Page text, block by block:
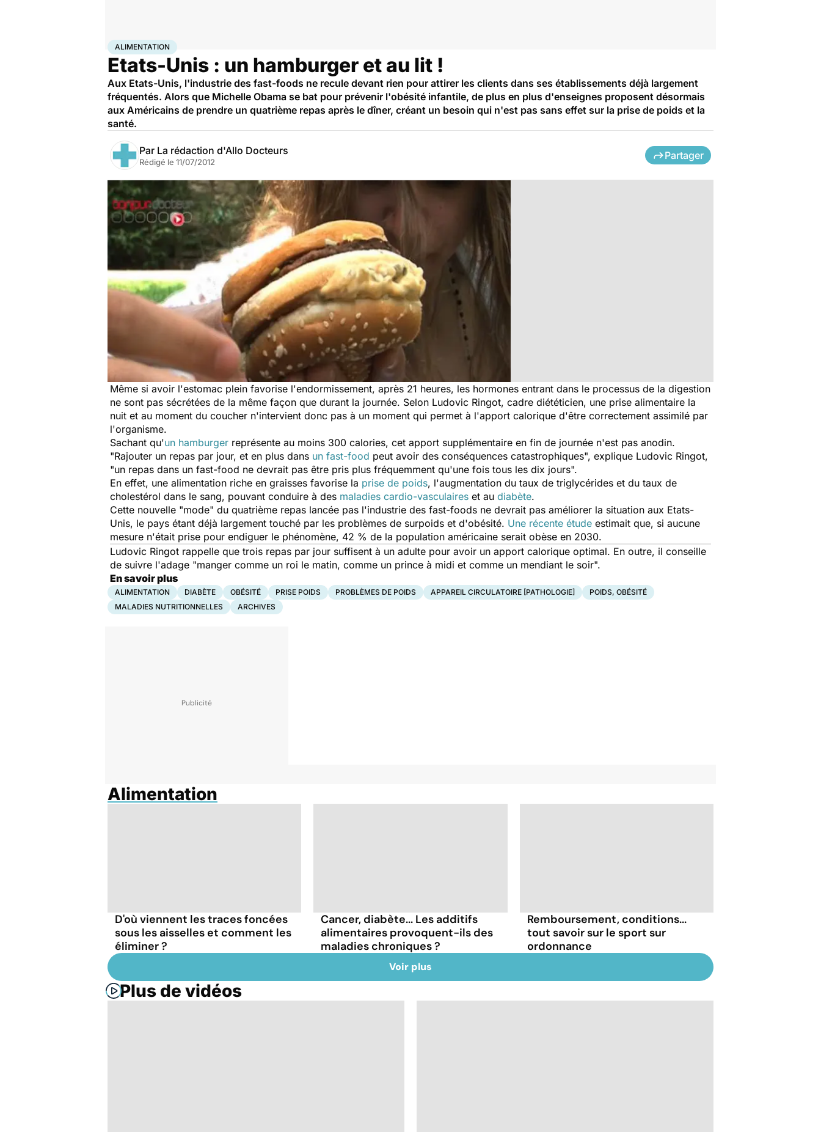
AccueilSantéMaladies
ALIMENTATION
Etats-Unis : un hamburger et au lit !
Aux Etats-Unis, l'industrie des fast-foods ne recule devant rien pour attirer les clients dans ses établissements déjà largement
fréquentés. Alors que Michelle Obama se bat pour prévenir l'obésité infantile, de plus en plus d'enseignes proposent désormais
aux Américains de prendre un quatrième repas après le dîner, créant un besoin qui n'est pas sans effet sur la prise de poids et la
santé.
Par La rédaction d'Allo Docteurs
Rédigé le 11/07/2012
Partager
Même si avoir l'estomac plein favorise l'endormissement, après 21 heures, les hormones entrant dans le processus de la digestion
ne sont pas sécrétées de la même façon que durant la journée. Selon Ludovic Ringot, cadre diététicien, une prise alimentaire la
nuit et au moment du coucher n'intervient donc pas à un moment qui permet à l'apport calorique d'être correctement assimilé par
l'organisme.
Sachant qu'un hamburger représente au moins 300 calories, cet apport supplémentaire en fin de journée n'est pas anodin.
"Rajouter un repas par jour, et en plus dans un fast-food peut avoir des conséquences catastrophiques", explique Ludovic Ringot,
"un repas dans un fast-food ne devrait pas être pris plus fréquemment qu'une fois tous les dix jours".
En effet, une alimentation riche en graisses favorise la prise de poids, l'augmentation du taux de triglycérides et du taux de
cholestérol dans le sang, pouvant conduire à des maladies cardio-vasculaires et au diabète.
Cette nouvelle "mode" du quatrième repas lancée pas l'industrie des fast-foods ne devrait pas améliorer la situation aux Etats-
Unis, le pays étant déjà largement touché par les problèmes de surpoids et d'obésité. Une récente étude estimait que, si aucune
mesure n'était prise pour endiguer le phénomène, 42 % de la population américaine serait obèse en 2030.
Ludovic Ringot rappelle que trois repas par jour suffisent à un adulte pour avoir un apport calorique optimal. En outre, il conseille
de suivre l'adage "manger comme un roi le matin, comme un prince à midi et comme un mendiant le soir".
En savoir plus
ALIMENTATION DIABÈTE OBÉSITÉ PRISE POIDS PROBLÈMES DE POIDS APPAREIL CIRCULATOIRE [PATHOLOGIE]
POIDS, OBÉSITÉ
MALADIES NUTRITIONNELLES
ARCHIVES
Alimentation
D'où viennent les traces foncées
sous les aisselles et comment les
éliminer ?
Cancer, diabète... Les additifs
alimentaires provoquent-ils des
maladies chroniques ?
Remboursement, conditions...
tout savoir sur le sport sur
ordonnance
Voir plus
Plus de vidéos